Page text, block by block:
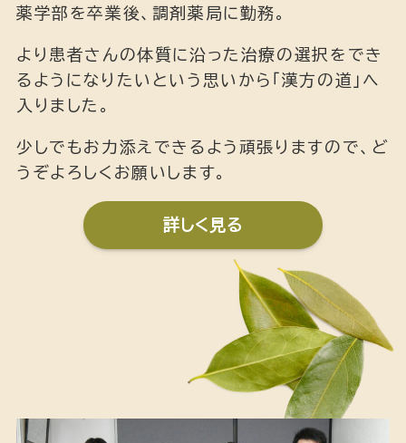
薬学部を卒業後、調剤薬局に勤務。
より患者さんの体質に沿った治療の選択をでき
るようになりたいという思いから「漢方の道」へ
入りました。
少しでもお力添えできるよう頑張りますので、ど
うぞよろしくお願いします。
詳しく見る